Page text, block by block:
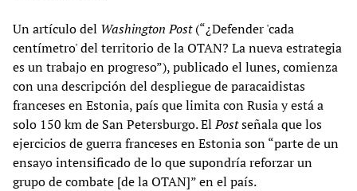
Un artículo del Washington Post(“¿Defender 'cada
centímetro' del territorio de la OTAN? La nueva estrategia
es un trabajo en progreso”), publicado el lunes, comienza
con una descripción del despliegue de paracaidistas
franceses en Estonia, país que limita con Rusia y está a
solo 150 km de San Petersburgo. ElPostseñala que los
ejercicios de guerra franceses en Estonia son “parte de un
ensayo intensificado de lo que supondría reforzar un
grupo de combate [de la OTAN]” en el país.